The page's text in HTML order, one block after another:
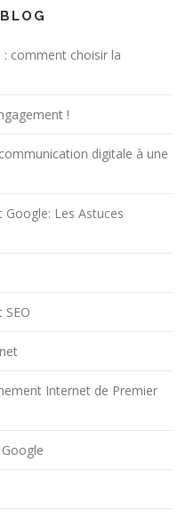
: comment choisir la
!
digitale à une
Les Astuces
Internet de Premier